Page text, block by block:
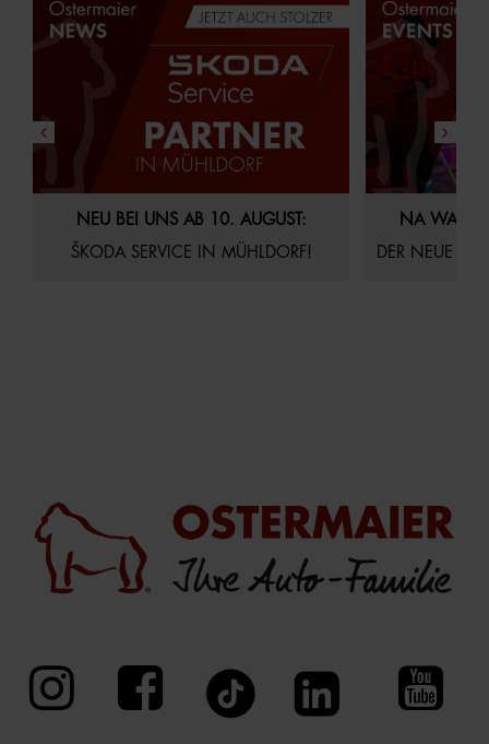
29.07.2026 Aktuelles Startseite
NEU BEI UNS AB 10. AUGUST:
ŠKODA SERVICE IN MÜHLDORF!
21.07.2026
NA WAS
DER NEUE AUDI